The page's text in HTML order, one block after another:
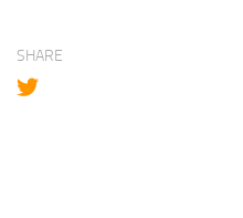
SHARE